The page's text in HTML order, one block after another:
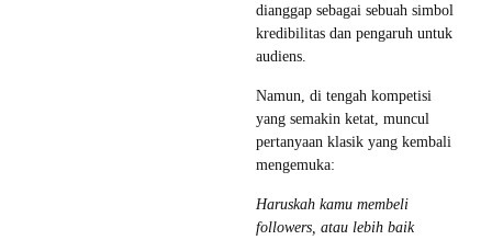
dianggap sebagai sebuah simbol
kredibilitas dan pengaruh untuk
audiens.
Namun, di tengah kompetisi
yang semakin ketat, muncul
pertanyaan klasik yang kembali
mengemuka:
Haruskah kamu membeli
followers, atau lebih baik